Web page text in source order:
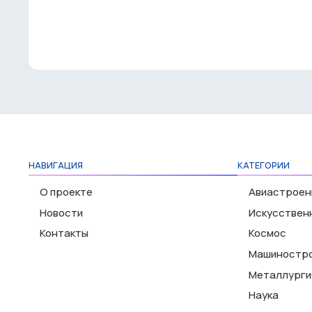
НАВИГАЦИЯ
О проекте
Новости
Контакты
КАТЕГОРИИ
Космос
Наука